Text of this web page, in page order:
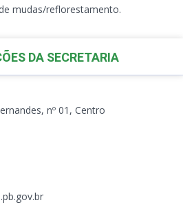
mudas/reflorestamento.
DA SECRETARIA
nº 01, Centro